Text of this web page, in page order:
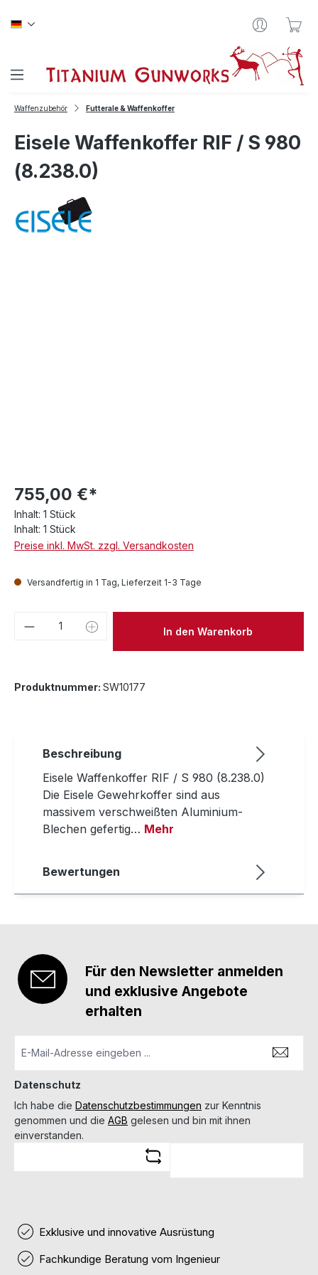
Waffenzubehör Futterale & Waffenkoffer
Eisele Waffenkoffer RIF / S 980
(8.238.0)
755,00 €*
Inhalt: 1 Stück
Inhalt: 1 Stück
Preise inkl. MwSt. zzgl. Versandkosten
Versandfertig in 1 Tag, Lieferzeit 1-3 Tage
Produkt Anzahl: Gib denIn den Warenkorb
Produktnummer: SW10177
Beschreibung
Eisele Waffenkoffer RIF / S 980 (8.238.0)
Die Eisele Gewehrkoffer sind aus
massivem verschweißten Aluminium-
Blechen gefertig… Mehr
Bewertungen
Für den Newsletter anmelden
und exklusive Angebote
erhalten
Datenschutz
Ich habe die Datenschutzbestimmungen zur Kenntnis
genommen und die AGB gelesen und bin mit ihnen
einverstanden.
Exklusive und innovative Ausrüstung
Fachkundige Beratung vom Ingenieur